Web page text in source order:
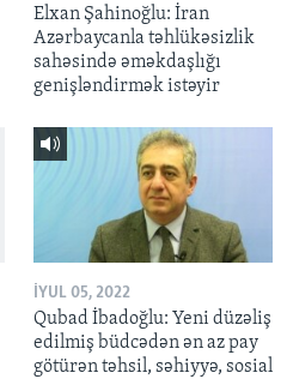
Elxan Şahinoğlu: İran
Azərbaycanla təhlükəsizlik
sahəsində əməkdaşlığı
genişləndirmək istəyir
İYUL 05, 2022
Qubad İbadoğlu: Yeni düzəliş
edilmiş büdcədən ən az pay
götürən təhsil, səhiyyə, sosial